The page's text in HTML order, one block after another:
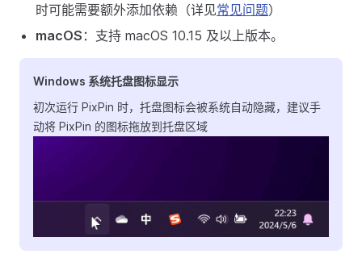
时可能需要额外添加依赖（详见常见问题）
macOS ：支持 macOS 10.15 及以上版本。
Windows 系统托盘图标显示
初次运行 PixPin 时，托盘图标会被系统自动隐藏，建议手
动将 PixPin 的图标拖放到托盘区域